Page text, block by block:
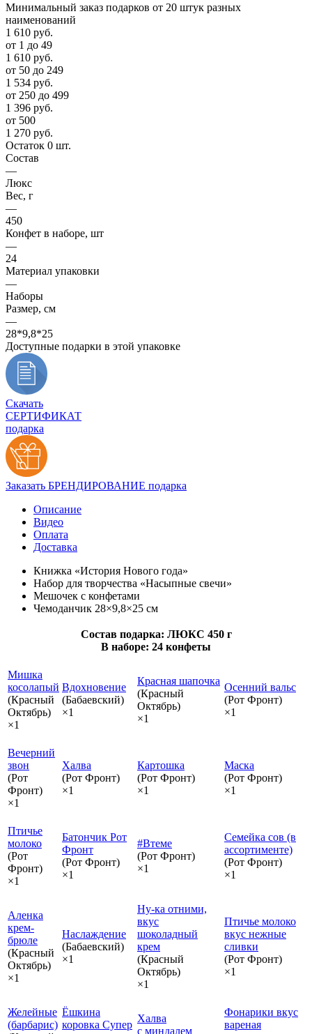
Минимальный заказ подарков от 20 штук разных
наименований
1 610 руб.
от 1 до 49
1 610 руб.
от 50 до 249
1 534 руб.
от 250 до 499
1 396 руб.
от 500
1 270 руб.
Остаток 0 шт.
Состав
—
Люкс
Вес, г
—
450
Конфет в наборе, шт
—
24
Материал упаковки
—
Наборы
Размер, см
—
28*9,8*25
Доступные подарки в этой упаковке
Скачать
СЕРТИФИКАТ
подарка
Заказать БРЕНДИРОВАНИЕ подарка
Описание
Видео
Оплата
Доставка
Книжка «История Нового года»
Набор для творчества «Насыпные свечи»
Мешочек с конфетами
Чемоданчик 28×9,8×25 см
Состав подарка: ЛЮКС 450 г
В наборе: 24 конфеты
Мишка
косолапый
(Красный
Октябрь)
×1
Вдохновение
(Бабаевский)
×1
Красная шапочка
(Красный
Октябрь)
×1
Осенний вальс
(Рот Фронт)
×1
Вечерний
звон
(Рот
Фронт)
×1
Халва
(Рот Фронт)
×1
Картошка
(Рот Фронт)
×1
Маска
(Рот Фронт)
×1
Птичье
молоко
(Рот
Фронт)
×1
Батончик Рот
Фронт
(Рот Фронт)
×1
#Втеме
(Рот Фронт)
×1
Семейка сов (в
ассортименте)
(Рот Фронт)
×1
Аленка
крем-
брюле
(Красный
Октябрь)
×1
Наслаждение
(Бабаевский)
×1
Ну-ка отними,
вкус
шоколадный
крем
(Красный
Октябрь)
×1
Птичье молоко
вкус нежные
сливки
(Рот Фронт)
×1
Желейные
(барбарис)
Ёшкина
коровка Супер
Халва
с миндалем
Фонарики вкус
вареная